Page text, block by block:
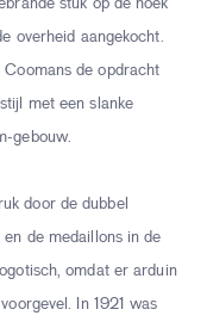
stuk op de hoek
overheid aangekocht.
de opdracht
met een slanke
gebouw.
door de dubbel
de medaillons in de
omdat er arduin
In 1921 was